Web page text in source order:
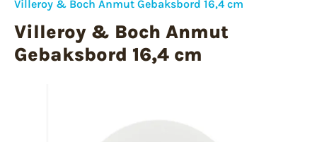
Villeroy & Boch Anmut Gebaksbord 16,4 cm
Villeroy & Boch Anmut
Gebaksbord 16,4 cm